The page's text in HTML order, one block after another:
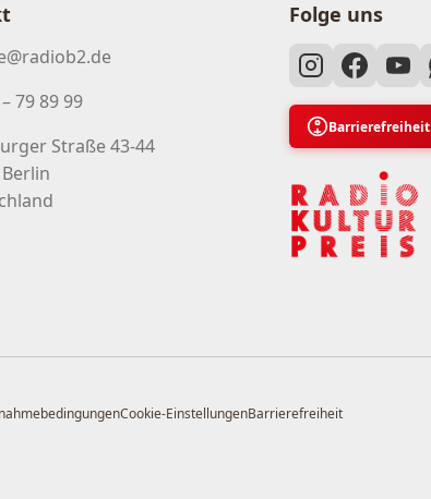
79 89 99
Straße 43-44
Folge uns
Barrierefreiheit
Cookie-EinstellungenBarrierefreiheit